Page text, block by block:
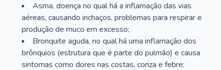
Asma, doença no qual há a inflamação das vias
aéreas, causando inchaços, problemas para respirar e
produção de muco em excesso;
Bronquite aguda, no qual há uma inflamação dos
brônquios (estrutura que é parte do pulmão) e causa
sintomas como dores nas costas, coriza e febre;